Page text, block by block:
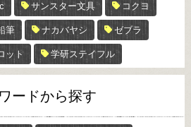
サンスター文具 コクヨ
筆 ナカバヤシ ゼブラ
ット 学研ステイフル
ードから探す